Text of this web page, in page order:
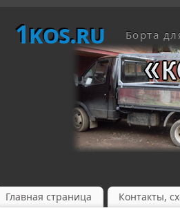
1kos.ru Борта
Главная страница Контакты,